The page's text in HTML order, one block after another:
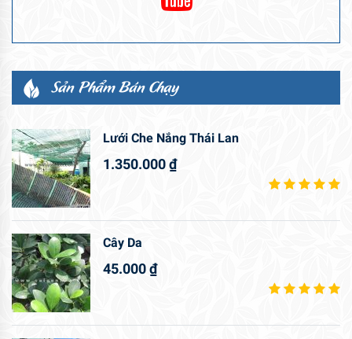
Sản Phẩm Bán Chạy
Lưới Che Nắng Thái Lan
1.350.000₫
Cây Da
45.000₫